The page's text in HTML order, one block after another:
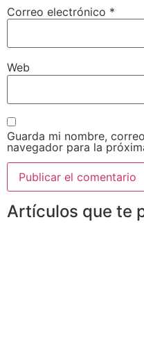
Correo electrónico *
Web
Guarda mi nombre,
navegador para la
Artículos que te